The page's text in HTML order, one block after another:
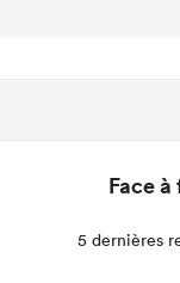
Face à
5 dernières